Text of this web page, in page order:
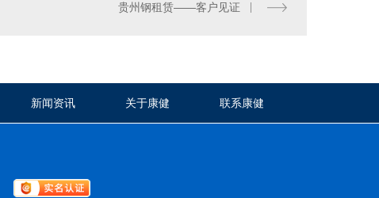
贵州钢租赁——客户见证
新闻资讯 关于康健 联系康健